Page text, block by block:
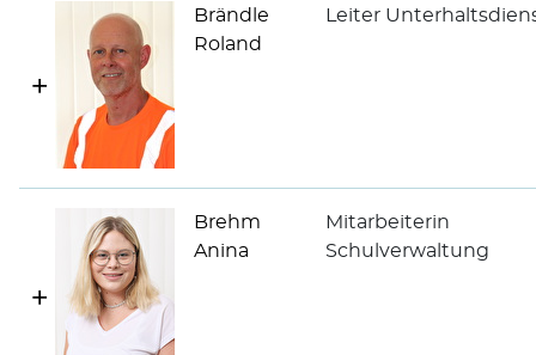
Brändle
Roland
Leiter
Brehm
Anina
Mitarbeiterin
Schulverwaltung